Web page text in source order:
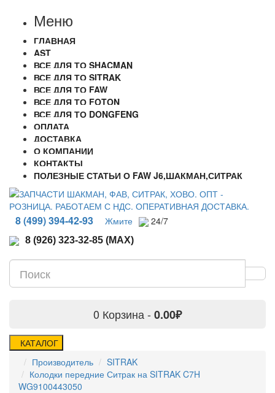
Меню
ГЛАВНАЯ
AST
ВСЕ ДЛЯ ТО SHACMAN
ВСЕ ДЛЯ ТО SITRAK
ВСЕ ДЛЯ ТО FAW
ВСЕ ДЛЯ ТО FOTON
ВСЕ ДЛЯ ТО DONGFENG
ОПЛАТА
ДОСТАВКА
О КОМПАНИИ
КОНТАКТЫ
ПОЛЕЗНЫЕ СТАТЬИ О FAW J6,ШАКМАН,СИТРАК
8 (499) 394-42-93 Жмите 24/7
8 (926) 323-32-85 (MAX)
0 Корзина - 0.00₽
КАТАЛОГ
Производитель
SITRAK
Колодки передние Ситрак на SITRAK C7H
WG9100443050